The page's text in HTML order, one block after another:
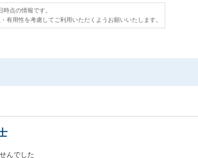
点の情報です。
有用性を考慮してご利用いただくようお願いいたします。
んでした